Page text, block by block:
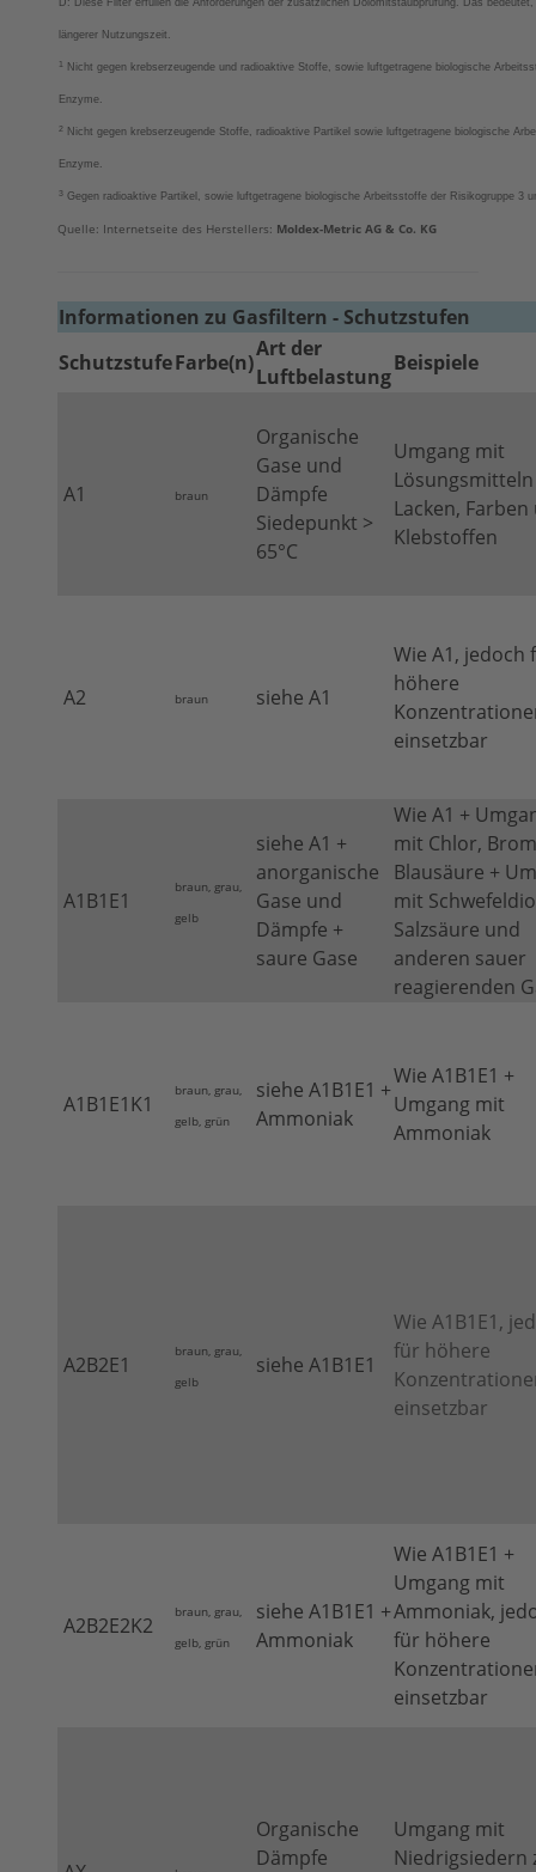
D: Diese Filter erfüllen die Anforderungen der zusätzlichen Dolomitstaubprüfung. Das
längerer Nutzungszeit.
1 Nicht gegen krebserzeugende und radioaktive Stoffe, sowie luftgetragene biologische
Enzyme.
2 Nicht gegen krebserzeugende Stoffe, radioaktive Partikel sowie luftgetragene biologische
Enzyme.
3 Gegen radioaktive Partikel, sowie luftgetragene biologische Arbeitsstoffe der Risikogruppe 3
Quelle: Internetseite des Herstellers: Moldex-Metric AG & Co. KG
Informationen zu Gasfiltern - Schutzstufen
SchutzstufeFarbe(n)
Art der
Luftbelastung
Beispiele
A1 braun
Organische
Gase und
Dämpfe
Siedepunkt >
65°C
Umgang mit
Lacken,
Klebstoffen
A2 braun siehe A1
Wie A1, jedoch
höhere
einsetzbar
A1B1E1
braun, grau,
gelb
siehe A1 +
anorganische
Gase und
Dämpfe +
saure Gase
Wie A1 +
mit Chlor,
Blausäure +
mit
Salzsäure und
anderen sauer
reagierenden
A1B1E1K1
braun, grau,
gelb, grün
siehe A1B1E1 +
Ammoniak
Wie A1B1E1 +
Umgang mit
Ammoniak
A2B2E1
braun, grau,
gelb
siehe A1B1E1
Wie A1B1E1,
für höhere
einsetzbar
A2B2E2K2
braun, grau,
gelb, grün
siehe A1B1E1 +
Ammoniak
Wie A1B1E1 +
Umgang mit
Ammoniak,
für höhere
einsetzbar
Organische
Dämpfe
Umgang mit
Niedrigsiedern